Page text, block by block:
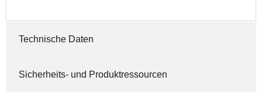
Technische Daten
Sicherheits- und Produktressourcen